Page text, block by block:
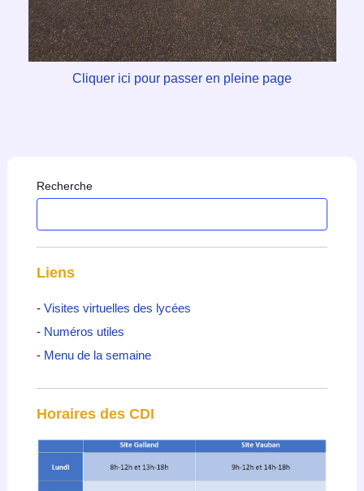
Cliquer ici pour passer en pleine page
Recherche
Liens
- Visites virtuelles des lycées
- Numéros utiles
- Menu de la semaine
Horaires des CDI